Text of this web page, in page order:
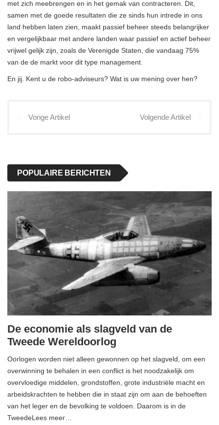
met zich meebrengen en in het gemak van contracteren. Dit,
samen met de goede resultaten die ze sinds hun intrede in ons
land hebben laten zien, maakt passief beheer steeds belangrijker
en vergelijkbaar met andere landen waar passief en actief beheer
vrijwel gelijk zijn, zoals de Verenigde Staten, die vandaag 75%
van de de markt voor dit type management.
En jij. Kent u de robo-adviseurs? Wat is uw mening over hen?
Vorige Artikel Volgende Artikel
POPULAIRE BERICHTEN
De economie als slagveld van de
Tweede Wereldoorlog
Oorlogen worden niet alleen gewonnen op het slagveld, om een ​​
overwinning te behalen in een conflict is het noodzakelijk om
overvloedige middelen, grondstoffen, grote industriële macht en
arbeidskrachten te hebben die in staat zijn om aan de behoeften
van het leger en de bevolking te voldoen. Daarom is in de
TweedeLees meer…